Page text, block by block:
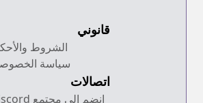
قانوني
الشروط
سياسة
اتصالات
انضم إلى مجتمع Discord